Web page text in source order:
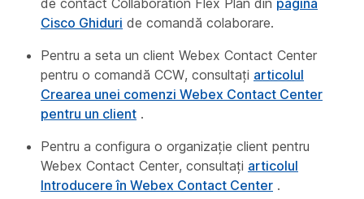
de contact Collaboration Flex Plan din pagina
Cisco Ghiduri de comandă colaborare.
Pentru a seta un client Webex Contact Center
pentru o comandă CCW, consultați articolul
Crearea unei comenzi Webex Contact Center
pentru un client .
Pentru a configura o organizație client pentru
Webex Contact Center, consultați articolul
Introducere în Webex Contact Center .